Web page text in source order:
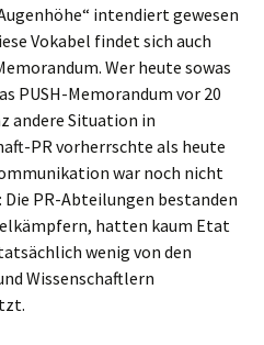
intendiert gewesen
Vokabel findet sich auch
Wer heute sowas
PUSH-Memorandum vor 20
andere Situation in
PR vorherrschte als heute
war noch nicht
PR-Abteilungen bestanden
hatten kaum Etat
wenig von den
Wissenschaftlern